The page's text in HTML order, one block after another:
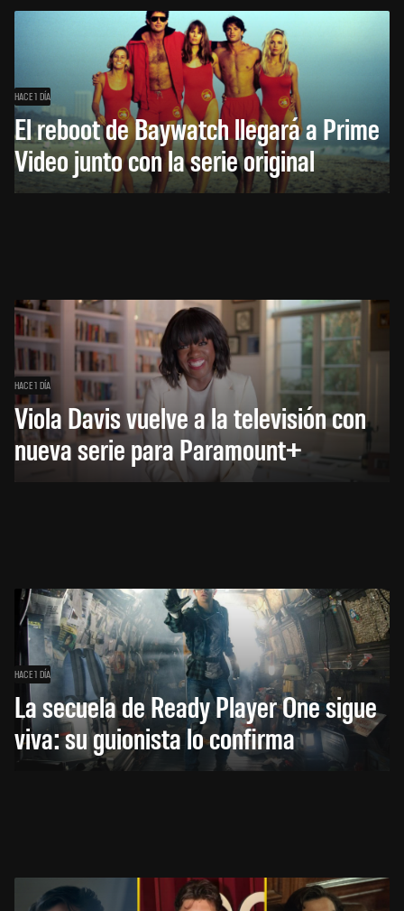
HACE 1 DÍA
El reboot de Baywatch llegará a Prime
Video junto con la serie original
HACE 1 DÍA
Viola Davis vuelve a la televisión con
nueva serie para Paramount+
HACE 1 DÍA
La secuela de Ready Player One sigue
viva: su guionista lo confirma